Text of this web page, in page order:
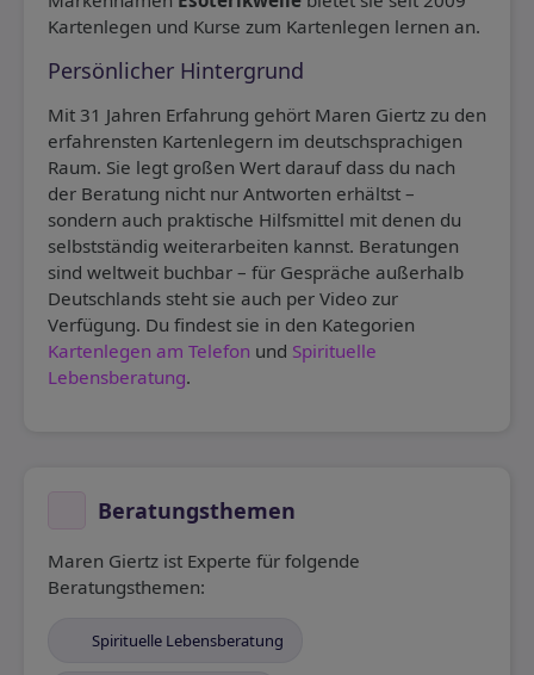
Kartenlegen und Kurse zum Kartenlegen lernen an.
Persönlicher Hintergrund
Mit 31 Jahren Erfahrung gehört Maren Giertz zu den
erfahrensten Kartenlegern im deutschsprachigen
Raum. Sie legt großen Wert darauf dass du nach
der Beratung nicht nur Antworten erhältst –
sondern auch praktische Hilfsmittel mit denen du
selbstständig weiterarbeiten kannst. Beratungen
sind weltweit buchbar – für Gespräche außerhalb
Deutschlands steht sie auch per Video zur
Verfügung. Du findest sie in den Kategorien
Kartenlegen am Telefon und Spirituelle
Lebensberatung.
Beratungsthemen
Maren Giertz ist Experte für folgende
Beratungsthemen:
Spirituelle Lebensberatung